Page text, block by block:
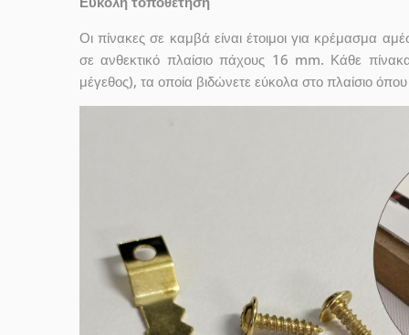
Οι πίνακες σε καμβά είναι έτοιμοι για κρέμασμα
σε ανθεκτικό πλαίσιο πάχους 16 mm. Κάθε
μέγεθος), τα οποία βιδώνετε εύκολα στο πλαίσιο